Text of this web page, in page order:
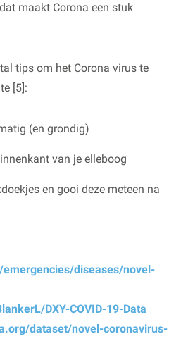
maakt Corona een stuk
tips om het Corona virus te
[5]:
(en grondig)
van je elleboog
en gooi deze meteen na
diseases/novel-
DXY-COVID-19-Data
dataset/novel-coronavirus-